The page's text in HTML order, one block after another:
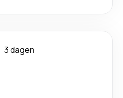
3 dagen